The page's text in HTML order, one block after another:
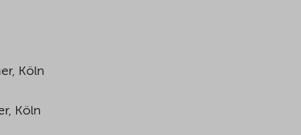
Köln
Köln